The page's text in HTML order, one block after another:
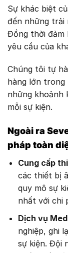
Sự khác biệt
đến những trải
Đồng thời đảm
yêu cầu của
Chúng tôi tự
hàng lớn trong
những khoảnh
mỗi sự kiện.
Ngoài ra
pháp toàn
Cung cấp
các thiết bị
quy mô sự
nhất với chi
Dịch vụ
nghiệp, ghi
sự kiện. Đội